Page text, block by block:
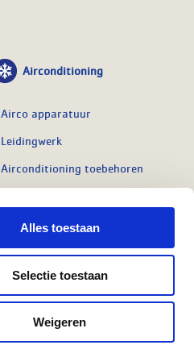
Alles toestaan
Selectie toestaan
Weigeren
Airconditioning
Airco apparatuur
Leidingwerk
Airconditioning toebehoren
Regelapparatuur
Alle koeling